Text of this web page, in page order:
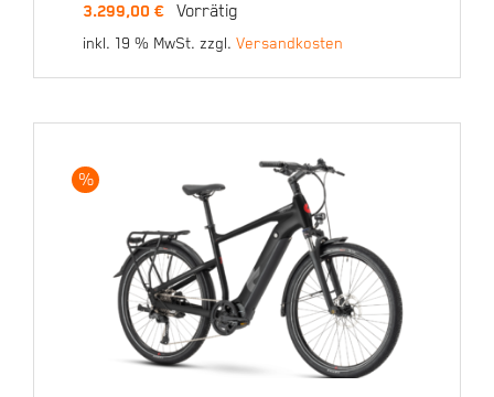
Low Step / L 55cm
3.299,00€ Vorrätig
inkl. 19 % MwSt. zzgl.Versandkosten
%